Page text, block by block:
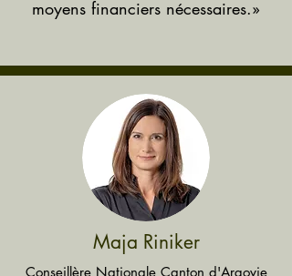
moyens financiers nécessaires.»
Maja Riniker
Conseillère Nationale Canton d'Argovie